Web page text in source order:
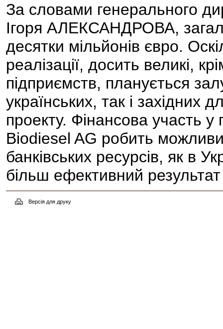
За словами генерального
Ігоря АЛЕКСАНДРОВА,
десятки мільйонів євро.
реалізації, досить великі,
підприємств, планується
українських, так і західних
проекту. Фінансова участь у
Biodiesel AG робить
банківських ресурсів, як в
більш ефективний
Версія для друку